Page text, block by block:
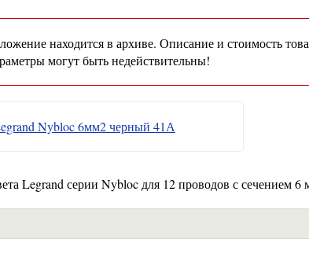
находится в архиве. Описание и стоимость
могут быть недействительны!
Legrand серии Nybloc для 12 проводов с сечением 6